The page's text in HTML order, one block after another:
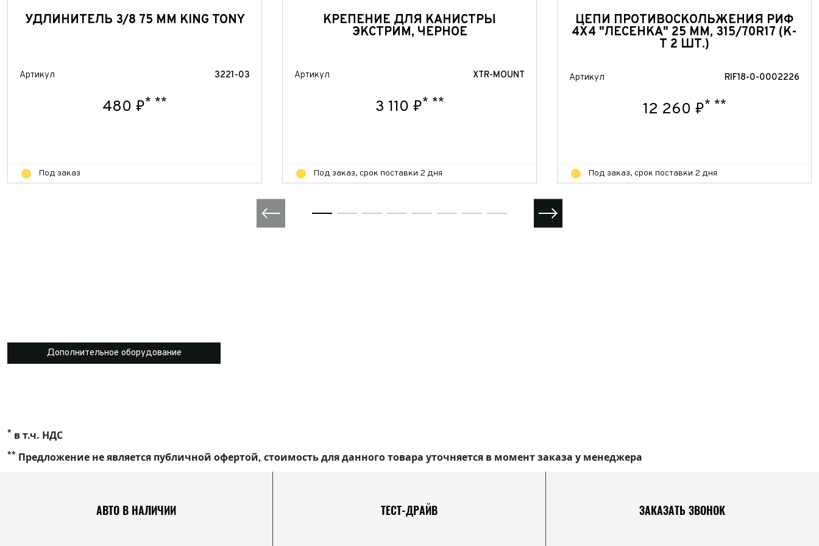
УДЛИНИТЕЛЬ 3/8 75 ММ KING TONY
Артикул 3221-03
480 ₽* **
Под заказ
КРЕПЕНИЕ ДЛЯ КАНИСТРЫ
ЭКСТРИМ, ЧЕРНОЕ
Артикул XTR-MOUNT
3 110 ₽* **
Под заказ, срок поставки 2 дня
ЦЕПИ ПРОТИВОСКОЛЬЖЕНИЯ РИФ
4Х4 "ЛЕСЕНКА" 25 ММ, 315/70R17 (К-
Т 2 ШТ.)
Артикул RIF18-0-0002226
12 260 ₽* **
Под заказ, срок поставки 2 дня
Дополнительное оборудование
* в т.ч. НДС
** Предложение не является публичной офертой, стоимость для данного товара уточняется в момент заказа у менеджера
АВТО В НАЛИЧИИ ТЕСТ-ДРАЙВ ЗАКАЗАТЬ ЗВОНОК
Отправить